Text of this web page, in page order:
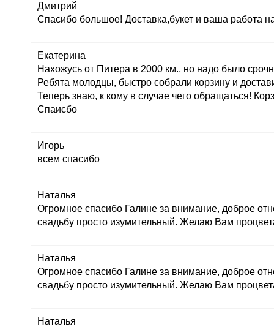
Дмитрий
Спасибо большое! Доставка,букет и ваша работа
Екатерина
Нахожусь от Питера в 2000 км., но надо было
Ребята молодцы, быстро собрали корзину и
Теперь знаю, к кому в случае чего обращаться!
Спаисбо
Игорь
всем спасибо
Наталья
Огромное спасибо Галине за внимание, доброе
свадьбу просто изумительный. Желаю Вам
Наталья
Огромное спасибо Галине за внимание, доброе
свадьбу просто изумительный. Желаю Вам
Наталья